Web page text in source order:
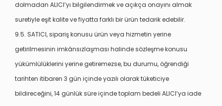
dolmadan ALICI’yı bilgilendirmek ve açıkça onayını almak
suretiyle eşit kalite ve fiyatta farklı bir ürün tedarik edebilir.
9.5. SATICI, sipariş konusu ürün veya hizmetin yerine
getirilmesinin imkânsızlaşması halinde sözleşme konusu
yükümlülüklerini yerine getiremezse, bu durumu, öğrendiği
tarihten itibaren 3 gün içinde yazılı olarak tüketiciye
bildireceğini, 14 günlük süre içinde toplam bedeli ALICI’ya iade